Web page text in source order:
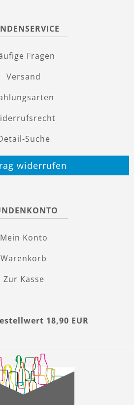
Fragen
Versand
Suche
widerrufen
Mein Konto
Warenkorb
Zur Kasse
18,90 EUR